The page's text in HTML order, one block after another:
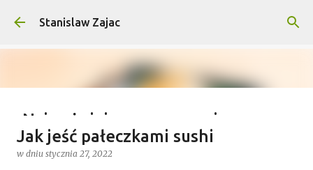
Przejdź do głównej zawartości
Stanislaw Zajac
Najważniejsze wymagania na
wyprawy outdoorowe – co musisz
wiedzieć?
Jak jeść pałeczkami sushi
w dniu stycznia 27, 2022